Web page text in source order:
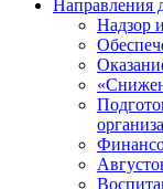
Направления
Надзор